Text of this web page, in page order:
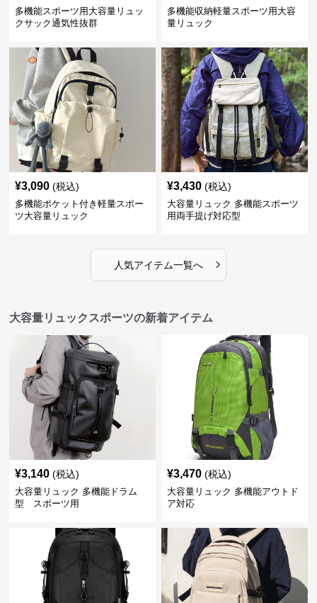
多機能スポーツ用大容量リュッ
クサック通気性抜群
多機能収納軽量スポーツ用大容
量リュック
¥3,090 (税込)
多機能ポケット付き軽量スポー
ツ大容量リュック
¥3,430 (税込)
大容量リュック 多機能スポーツ
用両手提げ対応型
人気アイテム一覧へ ›
大容量リュックスポーツの新着アイテム
¥3,140 (税込)
大容量リュック 多機能ドラム
型 スポーツ用
¥3,470 (税込)
大容量リュック 多機能アウトド
ア対応